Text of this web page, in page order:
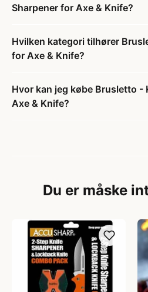
Sharpener for Axe & Knife?
Hvilken kategori tilhører
for Axe & Knife?
Hvor kan jeg købe Brusletto -
Axe & Knife?
Du er måske